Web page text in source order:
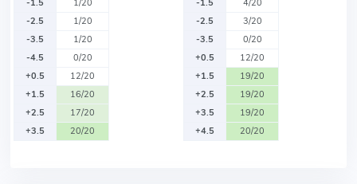
-1.5
1/20
-2.5
1/20
-3.5
1/20
-4.5
0/20
+0.5
12/20
+1.5
16/20
+2.5
17/20
+3.5
20/20
-1.5
4/20
-2.5
3/20
-3.5
0/20
+0.5
12/20
+1.5
19/20
+2.5
19/20
+3.5
19/20
+4.5
20/20